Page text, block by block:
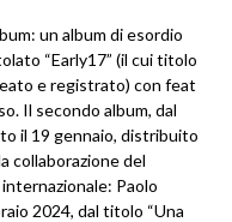
un album di esordio
“Early17” (il cui titolo
e registrato) con feat
Il secondo album, dal
il 19 gennaio, distribuito
collaborazione del
Paolo
2024, dal titolo “Una